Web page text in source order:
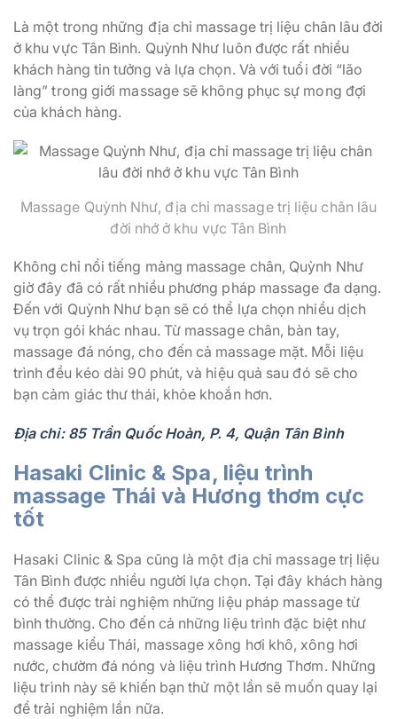
Là một trong những địa chỉ massage trị liệu chân lâu đời
ở khu vực Tân Bình. Quỳnh Như luôn được rất nhiều
khách hàng tin tưởng và lựa chọn. Và với tuổi đời “lão
làng” trong giới massage sẽ không phục sự mong đợi
của khách hàng.
Massage Quỳnh Như, địa chỉ massage trị liệu chân lâu
đời nhớ ở khu vực Tân Bình
Không chỉ nổi tiếng mảng massage chân, Quỳnh Như
giờ đây đã có rất nhiều phương pháp massage đa dạng.
Đến với Quỳnh Như bạn sẽ có thể lựa chọn nhiều dịch
vụ trọn gói khác nhau. Từ massage chân, bàn tay,
massage đá nóng, cho đến cả massage mặt. Mỗi liệu
trình đều kéo dài 90 phút, và hiệu quả sau đó sẽ cho
bạn cảm giác thư thái, khỏe khoắn hơn.
Địa chỉ: 85 Trần Quốc Hoàn, P. 4, Quận Tân Bình
Hasaki Clinic & Spa, liệu trình
massage Thái và Hương thơm cực
tốt
Hasaki Clinic & Spa cũng là một địa chỉ massage trị liệu
Tân Bình được nhiều người lựa chọn. Tại đây khách hàng
có thể được trải nghiệm những liệu pháp massage từ
bình thường. Cho đến cả những liệu trình đặc biệt như
massage kiểu Thái, massage xông hơi khô, xông hơi
nước, chườm đá nóng và liệu trình Hương Thơm. Những
liệu trình này sẽ khiến bạn thử một lần sẽ muốn quay lại
để trải nghiệm lần nữa.